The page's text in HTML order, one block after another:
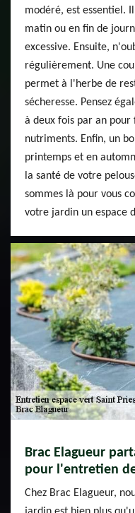
modéré, est essentiel.
matin ou en fin de
excessive. Ensuite,
régulièrement. Une
permet à l'herbe de
sécheresse. Pensez
à deux fois par an
nutriments. Enfin, un
printemps et en
la santé de votre
sommes là pour vous
votre jardin un espace
Brac Elagueur
pour l'entretien
Chez Brac Elagueur,